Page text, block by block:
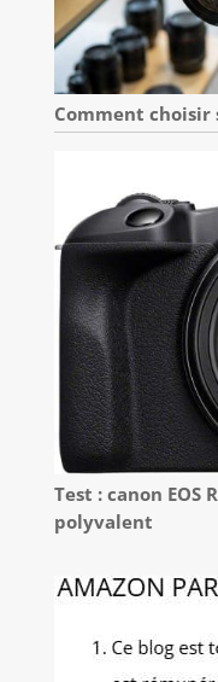
Comment choisir
Test : canon EOS
polyvalent